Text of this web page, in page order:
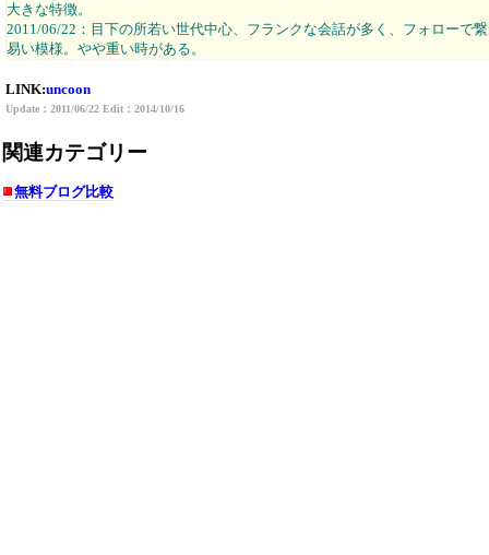
大きな特徴。
2011/06/22：目下の所若い世代中心、フランクな会話が多く、フォローで
易い模様。やや重い時がある。
LINK:uncoon
Update：2011/06/22 Edit：2014/10/16
関連カテゴリー
無料ブログ比較